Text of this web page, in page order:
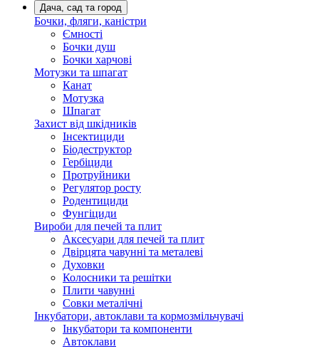
Дача, сад та город
Бочки, фляги, каністри
Ємності
Бочки душ
Бочки харчові
Мотузки та шпагат
Канат
Мотузка
Шпагат
Захист від шкідників
Інсектициди
Біодеструктор
Гербіциди
Протруйники
Регулятор росту
Родентициди
Фунгіциди
Вироби для печей та плит
Аксесуари для печей та плит
Двірцята чавунні та металеві
Духовки
Колосники та решітки
Плити чавунні
Совки металічні
Інкубатори, автоклави та кормозмільчувачі
Інкубатори та компоненти
Автоклави